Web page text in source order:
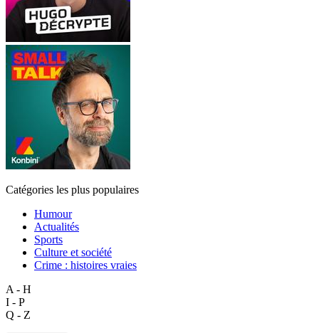
Catégories les plus populaires
Humour
Actualités
Sports
Culture et société
Crime : histoires vraies
A - H
I - P
Q - Z